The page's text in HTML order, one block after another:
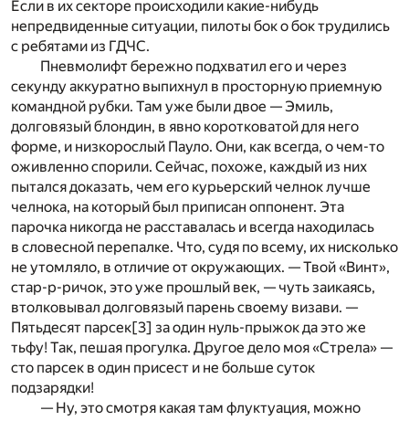
Если в их секторе происходили какие-нибудь
непредвиденные ситуации, пилоты бок о бок трудились
с ребятами из ГДЧС.
Пневмолифт бережно подхватил его и через
секунду аккуратно выпихнул в просторную приемную
командной рубки. Там уже были двое — Эмиль,
долговязый блондин, в явно коротковатой для него
форме, и низкорослый Пауло. Они, как всегда, о чем-то
оживленно спорили. Сейчас, похоже, каждый из них
пытался доказать, чем его курьерский челнок лучше
челнока, на который был приписан оппонент. Эта
парочка никогда не расставалась и всегда находилась
в словесной перепалке. Что, судя по всему, их нисколько
не утомляло, в отличие от окружающих. — Твой «Винт»,
стар-р-ричок, это уже прошлый век, — чуть заикаясь,
втолковывал долговязый парень своему визави. —
Пятьдесят парсек[3] за один нуль-прыжок да это же
тьфу! Так, пешая прогулка. Другое дело моя «Стрела» —
сто парсек в один присест и не больше суток
подзарядки!
— Ну, это смотря какая там флуктуация, можно